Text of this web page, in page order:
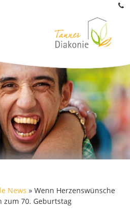
News »Wenn Herzenswünsche
zum 70. Geburtstag